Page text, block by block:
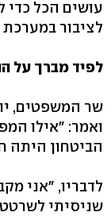
עושים הכל כדי
לציבור
לפיד מברך על
שר המשפטים,
ואמר: "אילו
הביטחון היתה
לדבריו, "אני
שניסיתי